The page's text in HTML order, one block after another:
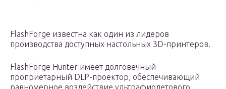
FlashForge известна как один из лидеров
производства доступных настольных 3D-принтеров.
FlashForge Hunter имеет долговечный
проприетарный DLP-проектор, обеспечивающий
равномерное воздействие ультрафиолетового